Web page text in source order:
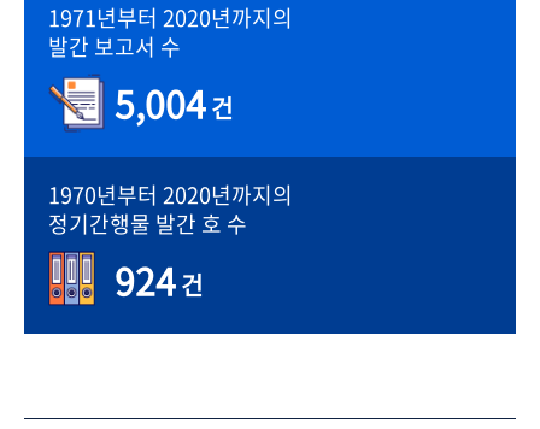
1971년부터 2020년까지의
발간 보고서 수
5,004건
1970년부터 2020년까지의
정기간행물 발간 호 수
924건